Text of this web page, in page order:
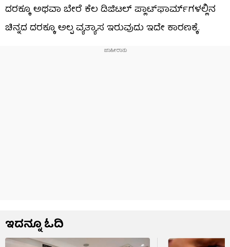
ದರಕ್ಕೂ ಅಥವಾ ಬೇರೆ ಕೆಲ ಡಿಜಿಟಲ್ ಪ್ಲಾಟ್​​ಫಾರ್ಮ್​​ಗಳಲ್ಲಿನ
ಚಿನ್ನದ ದರಕ್ಕೂ ಅಲ್ಪ ವ್ಯತ್ಯಾಸ ಇರುವುದು ಇದೇ ಕಾರಣಕ್ಕೆ.
ಇದನ್ನೂ ಓದಿ